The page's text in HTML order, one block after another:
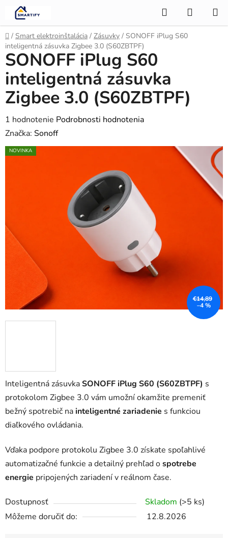
Prejsť
obsah
Hľadať
KOŠÍK
Domov
/ Smart elektroinštalácia / Zásuvky / SONOFF iPlug S60
inteligentná zásuvka Zigbee 3.0 (S60ZBTPF)
Inteligentná zásuvkaSONOFF iPlug S60 (S60ZBTPF) s
protokolom Zigbee 3.0 vám umožní okamžite premeniť
bežný spotrebič nainteligentné zariadenie s funkciou
diaľkového ovládania.
Vďaka podpore protokolu Zigbee 3.0 získate spoľahlivé
automatizačné funkcie a detailný prehľad ospotrebe
energie pripojených zariadení v reálnom čase.
Dostupnosť Skladom (>5 ks)
Môžeme doručiť do:
12.8.2026
SONOFF iPlug S60
inteligentná zásuvka
Zigbee 3.0 (S60ZBTPF)
Priemerné
hodnotenie
produktu
1 hodnotenie Podrobnosti hodnotenia
Značka: Sonoff
NOVINKA
€14,89
–4 %